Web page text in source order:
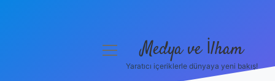
menüyüMedya ve İlham
Yaratıcı içeriklerle dünyaya yeni bakış!